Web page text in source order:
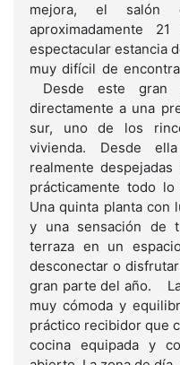
mejora, el salón
aproximadamente
espectacular estancia
muy difícil de
Desde este gran
directamente a una
sur, uno de los
vivienda. Desde
realmente
prácticamente todo
Una quinta planta con
y una sensación de
terraza en un
desconectar o
gran parte del año.
muy cómoda y
práctico recibidor que
cocina equipada y